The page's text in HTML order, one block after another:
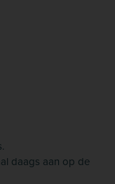
daags aan op de